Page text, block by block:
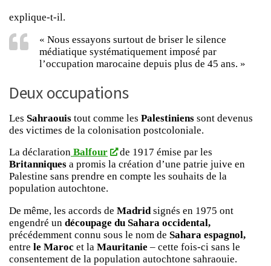
explique-t-il.
« Nous essayons surtout de briser le silence
médiatique systématiquement imposé par
l’occupation marocaine depuis plus de 45 ans. »
Deux occupations
Les Sahraouis tout comme les Palestiniens sont devenus
des victimes de la colonisation postcoloniale.
La déclaration Balfour
de 1917 émise par les
Britanniques a promis la création d’une patrie juive en
Palestine sans prendre en compte les souhaits de la
population autochtone.
De même, les accords de Madridsignés en 1975 ont
engendré un découpage du Sahara occidental,
précédemment connu sous le nom de Sahara espagnol,
entre le Maroc et la Mauritanie – cette fois-ci sans le
consentement de la population autochtone sahraouie.